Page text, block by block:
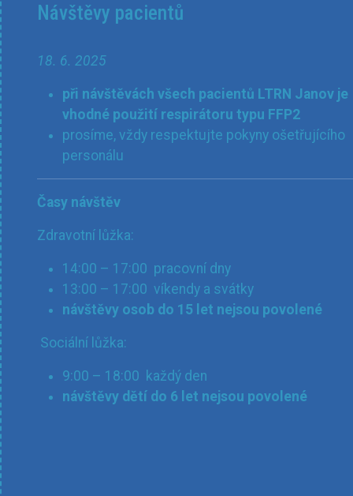
Návštěvy pacientů
18. 6. 2025
při návštěvách všech pacientů LTRN Janov je
vhodné použití respirátoru typu FFP2
prosíme, vždy respektujte pokyny ošetřujícího
personálu
Časy návštěv
Zdravotní lůžka:
14:00 – 17:00 pracovní dny
13:00 – 17:00 víkendy a svátky
návštěvy osob do 15 let nejsou povolené
Sociální lůžka:
9:00 – 18:00 každý den
návštěvy dětí do 6 let nejsou povolené